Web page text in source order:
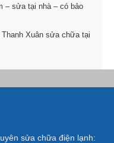
– sửa tại nhà – có bảo
Xuân sửa chữa tại
sửa chữa điện lạnh: